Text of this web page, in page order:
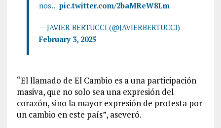
nos…pic.twitter.com/2baMReW8Lm
— JAVIER BERTUCCI (@JAVIERBERTUCCI)
February 3, 2025
“El llamado de El Cambio es a una participación
masiva, que no solo sea una expresión del
corazón, sino la mayor expresión de protesta por
un cambio en este país”, aseveró.